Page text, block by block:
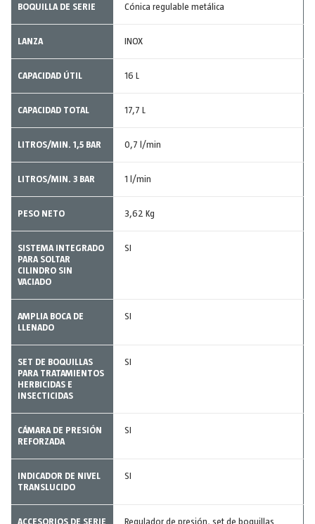
BOQUILLA DE SERIE Cónica regulable metálica
LANZA INOX
CAPACIDAD ÚTIL 16 L
CAPACIDAD TOTAL 17,7 L
LITROS/MIN. 1,5 BAR 0,7 l/min
LITROS/MIN. 3 BAR 1 l/min
PESO NETO 3,62 Kg
SISTEMA INTEGRADO
PARA SOLTAR
CILINDRO SIN
VACIADO
SI
AMPLIA BOCA DE
LLENADO
SI
SET DE BOQUILLAS
PARA TRATAMIENTOS
HERBICIDAS E
INSECTICIDAS
SI
CÁMARA DE PRESIÓN
REFORZADA
SI
INDICADOR DE NIVEL
TRANSLUCIDO
SI
ACCESORIOS DE SERIE Regulador de presión, set de boquillas